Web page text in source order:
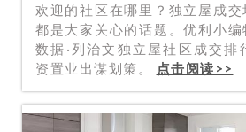
欢迎的社区在哪里？独立屋成
都是大家关心的话题。优利小
数据·列治文独立屋社区成交排
资置业出谋划策。
点击阅读>>